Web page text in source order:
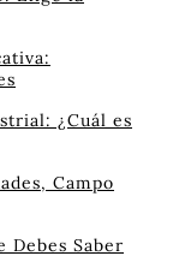
¿Cuál es
Campo
Saber